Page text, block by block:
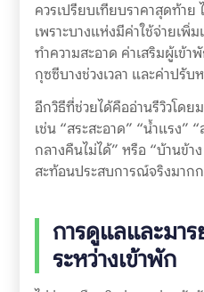
ควรเปรียบเทียบราคาสุดท้าย
เพราะบางแห่งมีค่าใช้จ่ายเพิ่
ทำความสะอาด ค่าเสริมผู้เข้า
กุซซีบางช่วงเวลา และค่าปรับ
อีกวิธีที่ช่วยได้คืออ่านรีวิวโดย
เช่น “สระสะอาด” “น้ำแรง”
กลางคืนไม่ได้” หรือ “บ้านข้า
สะท้อนประสบการณ์จริงมาก
การดูแลและมาร
ระหว่างเข้าพัก